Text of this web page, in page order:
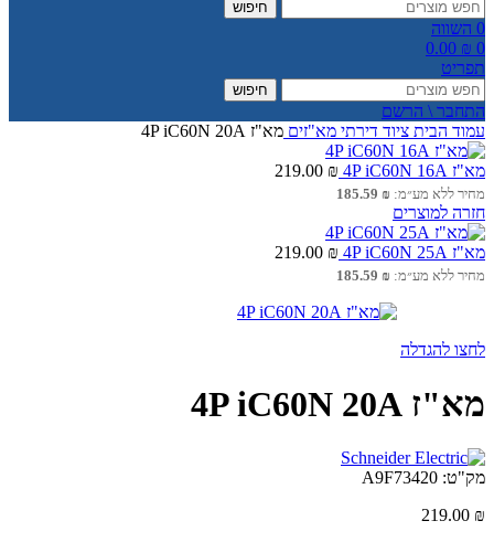
חיפוש
0 השווה
0
0.00 ₪
תפריט
חיפוש
התחבר \ הרשם
עמוד הבית ציוד דירתי מא"זים מא"ז 4P iC60N 20A
מא"ז 4P iC60N 16A 219.00 ₪
מחיר ללא מע״מ: 185.59 ₪
חזרה למוצרים
מא"ז 4P iC60N 25A 219.00 ₪
מחיר ללא מע״מ: 185.59 ₪
לחצו להגדלה
מא"ז 4P iC60N 20A
מק"ט: A9F73420
219.00 ₪